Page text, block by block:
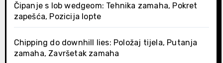
Čipanje s lob wedgeom: Tehnika zamaha, Pokret
zapešća, Pozicija lopte
Chipping do downhill lies: Položaj tijela, Putanja
zamaha, Završetak zamaha